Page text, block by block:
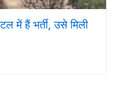
में हैं भर्ती, उसे मिली